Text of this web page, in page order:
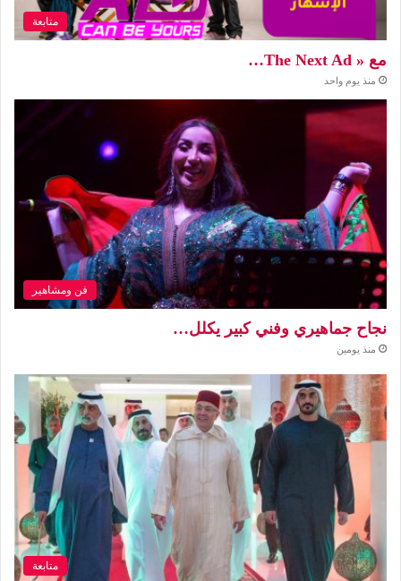
متابعة
مع « The Next Ad…
منذ يوم واحد
فن ومشاهير
نجاح جماهيري وفني كبير يكلل…
منذ يومين
متابعة